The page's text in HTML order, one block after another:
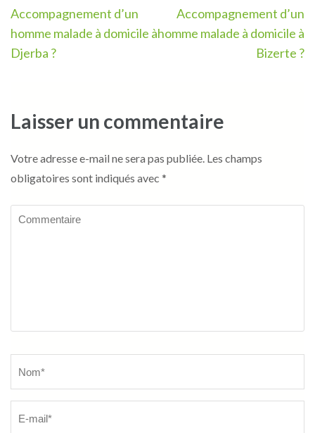
Navigation
de
l’article
Accompagnement d’un
homme malade à domicile à
Djerba ?
Accompagnement d’un
homme malade à domicile à
Bizerte ?
Laisser un commentaire
Votre adresse e-mail ne sera pas publiée. Les champs
obligatoires sont indiqués avec *
Commentaire